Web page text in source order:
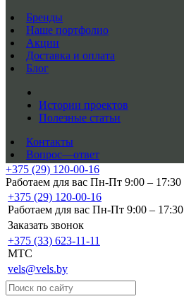
Бренды
Наше портфолио
Акции
Доставка и оплата
Блог
Истории проектов
Полезные статьи
Контакты
Вопрос—ответ
+375 (29) 120-00-16
Работаем для вас Пн-Пт 9:00 – 17:30
+375 (29) 120-00-16
Работаем для вас Пн-Пт 9:00 – 17:30
Заказать звонок
+375 (33) 623-11-11
MTC
vels@vels.by